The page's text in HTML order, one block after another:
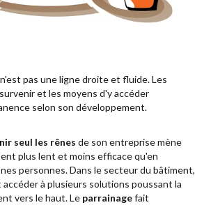
pas une ligne droite et fluide. Les
et les moyens d'y accéder
selon son développement.
seul les rênes de son entreprise mène
plus lent et moins efficace qu'en
personnes. Dans le secteur du bâtiment,
à plusieurs solutions poussant la
vers le haut. Le parrainagefait